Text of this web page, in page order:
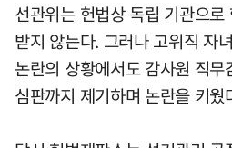
선관위는 헌법상 독립 기관으
받지 않는다. 그러나 고위직 자
논란의 상황에서도 감사원 직
심판까지 제기하며 논란을 키웠